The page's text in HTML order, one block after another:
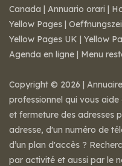
Canada | Annuario orari |
Yellow Pages |
Yellow Pages UK | Yellow
Agenda en ligne | Menu
Copyright © 2026 |
professionnel qui vous aide
et fermeture des adresses
adresse, d'un numéro de
d’un plan d'accès ?
par activité et aussi par le